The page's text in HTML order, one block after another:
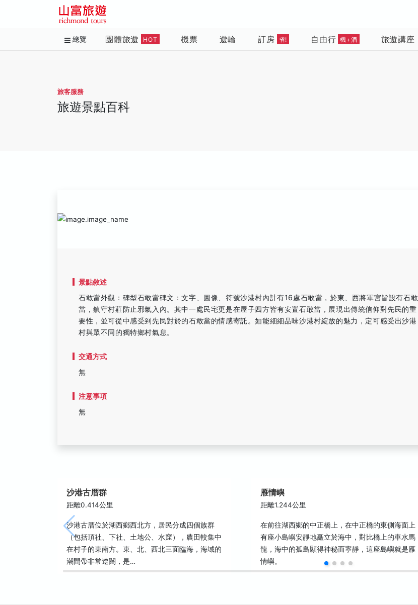
總覽 團體旅遊 HOT 機票 遊輪 訂房 省! 自由行 機+酒 旅遊講座
旅客服務
旅遊景點百科
景點敘述
石敢當外觀：碑型石敢當碑文：文字、圖像、符號沙港村內計有16處石敢當，於東、西將軍宮皆設有石敢
當，鎮守村莊防止邪氣入內。其中一處民宅更是在屋子四方皆有安置石敢當，展現出傳統信仰對先民的重
要性，並可從中感受到先民對於的石敢當的情感寄託。如能細細品味沙港村綻放的魅力，定可感受出沙港
村與眾不同的獨特鄉村氣息。
交通方式
無
注意事項
無
沙港古厝群
距離0.414公里
沙港古厝位於湖西鄉西北方，居民分成四個族群
（包括頂社、下社、土地公、水窟），農田較集中
在村子的東南方。東、北、西北三面臨海，海域的
潮間帶非常遼闊，是…
雁情嶼
距離1.244公里
在前往湖西鄉的中正橋上，在中正橋的東側海面上
有座小島嶼安靜地矗立於海中，對比橋上的車水馬
龍，海中的孤島顯得神秘而寧靜，這座島嶼就是雁
情嶼。